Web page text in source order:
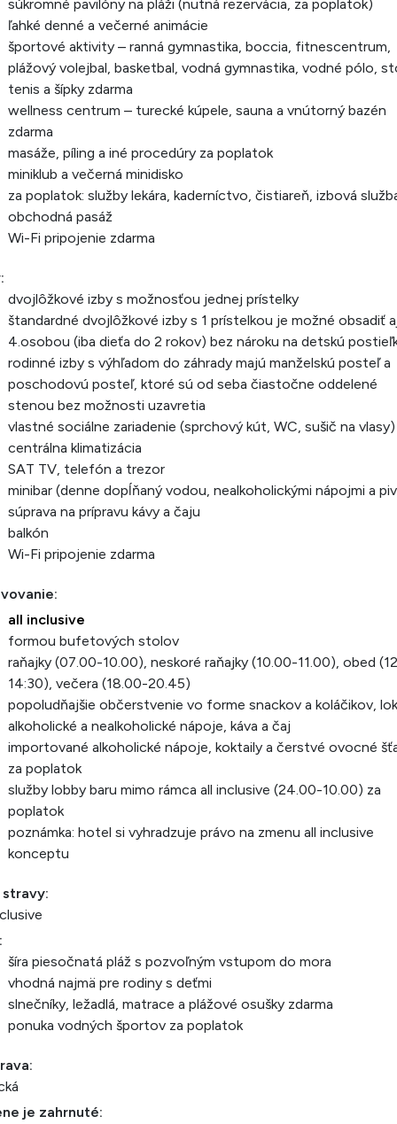
súkromné pavilóny na pláži (nutná rezervácia, za poplatok)
ľahké denné a večerné animácie
športové aktivity – ranná gymnastika, boccia, fitnescentrum,
plážový volejbal, basketbal, vodná gymnastika, vodné pólo,
tenis a šípky zdarma
wellness centrum – turecké kúpele, sauna a vnútorný bazén
zdarma
masáže, píling a iné procedúry za poplatok
miniklub a večerná minidisko
za poplatok: služby lekára, kaderníctvo, čistiareň, izbová
obchodná pasáž
Wi-Fi pripojenie zdarma
dvojlôžkové izby s možnosťou jednej prístelky
štandardné dvojlôžkové izby s 1 prístelkou je možné obsadiť
4.osobou (iba dieťa do 2 rokov) bez nároku na detskú
rodinné izby s výhľadom do záhrady majú manželskú posteľ a
poschodovú posteľ, ktoré sú od seba čiastočne oddelené
stenou bez možnosti uzavretia
vlastné sociálne zariadenie (sprchový kút, WC, sušič na vlasy)
centrálna klimatizácia
SAT TV, telefón a trezor
minibar (denne dopĺňaný vodou, nealkoholickými nápojmi a
súprava na prípravu kávy a čaju
balkón
Wi-Fi pripojenie zdarma
all inclusive
formou bufetových stolov
raňajky (07.00-10.00), neskoré raňajky (10.00-11.00), obed
14:30), večera (18.00-20.45)
popoludňajšie občerstvenie vo forme snackov a koláčikov,
alkoholické a nealkoholické nápoje, káva a čaj
importované alkoholické nápoje, koktaily a čerstvé ovocné
za poplatok
služby lobby baru mimo rámca all inclusive (24.00-10.00) za
poplatok
poznámka: hotel si vyhradzuje právo na zmenu all inclusive
konceptu
šíra piesočnatá pláž s pozvoľným vstupom do mora
vhodná najmä pre rodiny s deťmi
slnečníky, ležadlá, matrace a plážové osušky zdarma
ponuka vodných športov za poplatok
je zahrnuté: